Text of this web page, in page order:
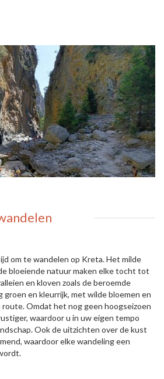
om te wandelen op Kreta. Het milde
bloeiende natuur maken elke tocht tot
en kloven zoals de beroemde
groen en kleurrijk, met wilde bloemen en
route. Omdat het nog geen hoogseizoen
waardoor u in uw eigen tempo
Ook de uitzichten over de kust
waardoor elke wandeling een